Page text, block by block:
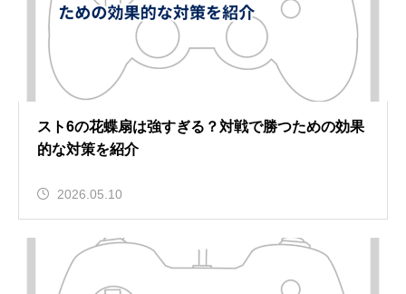
スト6の花蝶扇は強すぎる？対戦で勝つための効果
的な対策を紹介
2026.05.10